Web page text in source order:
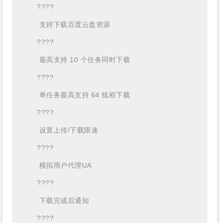
????
支持下载百度云盘资源
????
最高支持 10 个任务同时下载
????
单任务最高支持 64 线程下载
????
设置上传/下载限速
????
模拟用户代理UA
????
下载完成后通知
????